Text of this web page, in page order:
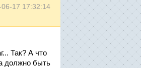
06-17 17:32:14
Так? А что
должно быть